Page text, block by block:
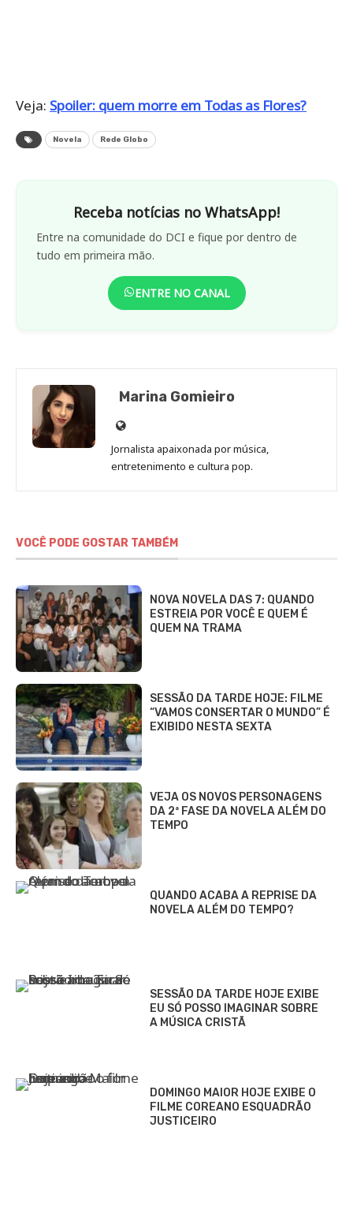
Veja: Spoiler: quem morre em Todas as Flores?
Novela Rede Globo
Receba notícias no WhatsApp!
Entre na comunidade do DCI e fique por dentro de
tudo em primeira mão.
ENTRE NO CANAL
Marina Gomieiro
Site
de
Marina
Jornalista apaixonada por música,
entretenimento e cultura pop.
VOCÊ PODE GOSTAR TAMBÉM
NOVA NOVELA DAS 7: QUANDO
ESTREIA POR VOCÊ E QUEM É
QUEM NA TRAMA
SESSÃO DA TARDE HOJE: FILME
“VAMOS CONSERTAR O MUNDO” É
EXIBIDO NESTA SEXTA
VEJA OS NOVOS PERSONAGENS
DA 2ª FASE DA NOVELA ALÉM DO
TEMPO
QUANDO ACABA A REPRISE DA
NOVELA ALÉM DO TEMPO?
SESSÃO DA TARDE HOJE EXIBE
EU SÓ POSSO IMAGINAR SOBRE
A MÚSICA CRISTÃ
DOMINGO MAIOR HOJE EXIBE O
FILME COREANO ESQUADRÃO
JUSTICEIRO